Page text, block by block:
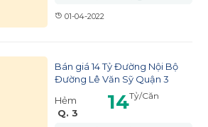
01-04-2022
Bán giá 14 Tỷ Đường Nội Bộ
Đường Lê Văn Sỹ Quận 3
Hẻm
Q. 3
14Tỷ/Căn